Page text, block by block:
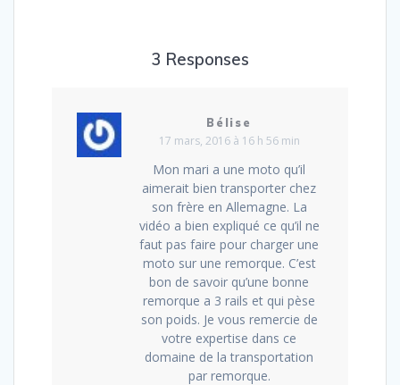
3 Responses
Bélise
17 mars, 2016 à 16 h 56 min
Mon mari a une moto qu’il
aimerait bien transporter chez
son frère en Allemagne. La
vidéo a bien expliqué ce qu’il ne
faut pas faire pour charger une
moto sur une remorque. C’est
bon de savoir qu’une bonne
remorque a 3 rails et qui pèse
son poids. Je vous remercie de
votre expertise dans ce
domaine de la transportation
par remorque.